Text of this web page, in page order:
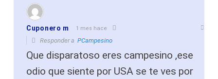
Cuponero m 1 mes hace
Responder a PCampesino
Que disparatoso eres campesino ,ese
odio que siente por USA se te ves por